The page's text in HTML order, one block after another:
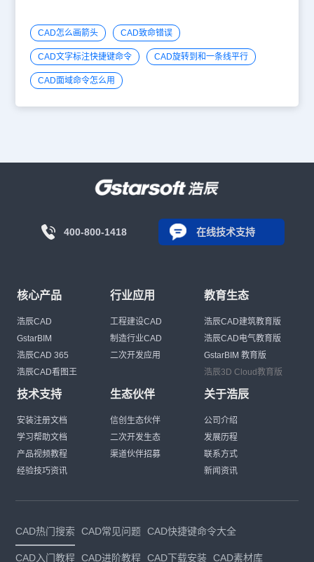
CAD怎么画箭头 CAD致命错误
CAD文字标注快捷键命令 CAD旋转到和一条线平行
CAD面域命令怎么用
400-800-1418 在线技术支持
核心产品
浩辰CAD
GstarBIM
浩辰CAD 365
浩辰CAD看图王
行业应用
工程建设CAD
制造行业CAD
二次开发应用
教育生态
浩辰CAD建筑教育版
浩辰CAD电气教育版
GstarBIM 教育版
浩辰3D Cloud教育版
技术支持
安装注册文档
学习帮助文档
产品视频教程
经验技巧资讯
生态伙伴
信创生态伙伴
二次开发生态
渠道伙伴招募
关于浩辰
公司介绍
发展历程
联系方式
新闻资讯
CAD热门搜索 CAD常见问题 CAD快捷键命令大全
CAD入门教程 CAD进阶教程 CAD下载安装 CAD素材库